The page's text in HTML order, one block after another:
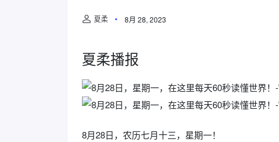
夏柔 8月 28, 2023
夏柔播报
8月28日，农历七月十三，星期一！